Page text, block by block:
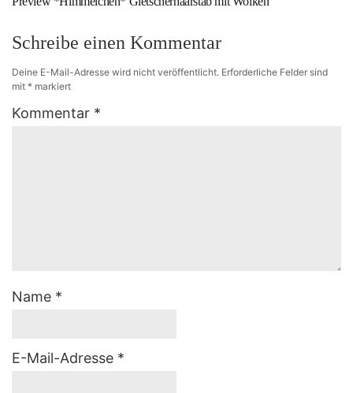
Schreibe einen Kommentar
Deine E-Mail-Adresse wird nicht veröffentlicht. Erforderliche Felder sind
mit * markiert
Kommentar *
Name *
E-Mail-Adresse *